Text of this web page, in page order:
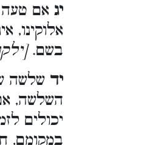
יג אם טעה
אלוקינו,
בשם.
יד שלשה
השלשה,
יכולים
במקומם,